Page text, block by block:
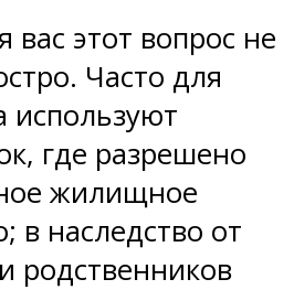
этот вопрос не
Часто для
используют
где разрешено
жилищное
в наследство от
родственников